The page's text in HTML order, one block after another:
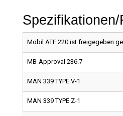
Mobil ATF 220 ist freigegeben
MB-Approval 236.7
MAN 339 TYPE V-1
MAN 339 TYPE Z-1